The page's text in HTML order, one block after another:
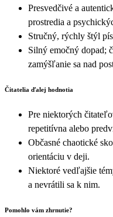
Presvedčivé a
prostredia a
Stručný, rýchly štýl
Silný emočný dopad;
zamýšľanie sa nad
Čitatelia ďalej hodnotia
Pre niektorých
repetitívna alebo
Občasné chaotické
orientáciu v deji.
Niektoré vedľajšie
a nevrátili sa k nim.
Pomohlo vám zhrnutie?